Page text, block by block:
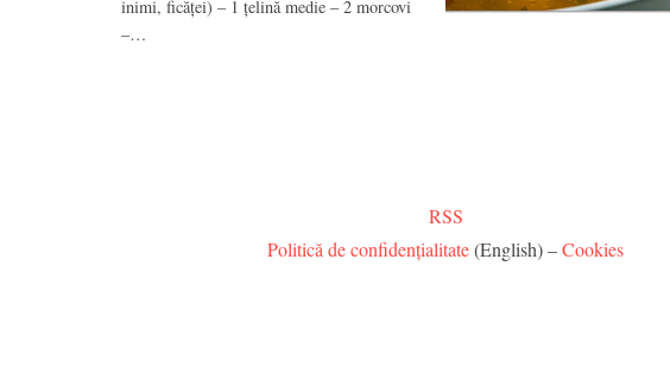
inimi, ficăței) – 1 țelină medie – 2 morcovi
–…
RSS
Politică de confidențialitate(English) –Cookies